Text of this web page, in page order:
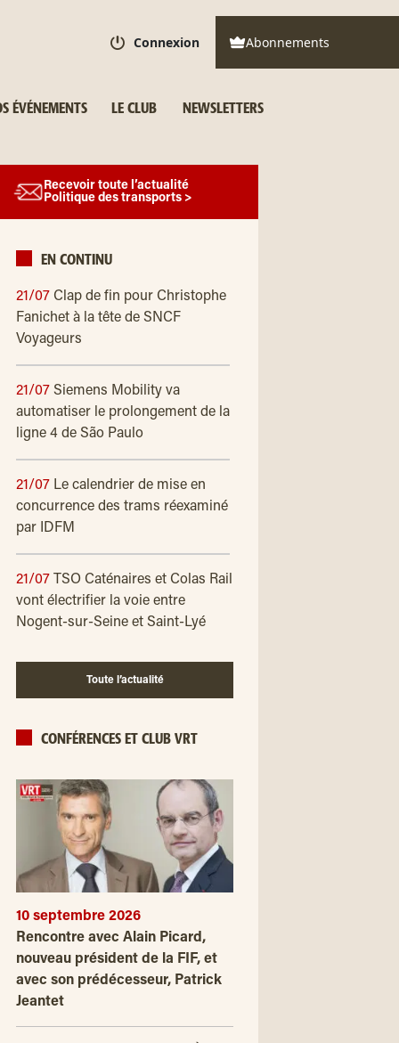
Connexion Abonnements
ÉVÉNEMENTS LE CLUB NEWSLETTERS
Recevoir toute l’actualité
Politique des transports >
EN CONTINU
21/07 Clap de fin pour Christophe
Fanichet à la tête de SNCF
Voyageurs
21/07 Siemens Mobility va
automatiser le prolongement de la
ligne 4 de São Paulo
21/07 Le calendrier de mise en
concurrence des trams réexaminé
par IDFM
21/07
TSO Caténaires et Colas Rail
vont électrifier la voie entre
Nogent-sur-Seine et Saint-Lyé
Toute l’actualité
CONFÉRENCES ET CLUB VRT
10 septembre 2026
Rencontre avec Alain Picard,
nouveau président de la FIF, et
avec son prédécesseur, Patrick
Jeantet